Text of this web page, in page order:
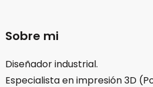
Sobre mi
Diseñador industrial.
Especialista en impresión 3D